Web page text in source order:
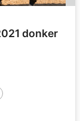
donker